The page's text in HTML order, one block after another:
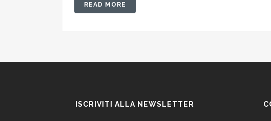
READ MORE
ISCRIVITI ALLA NEWSLETTER